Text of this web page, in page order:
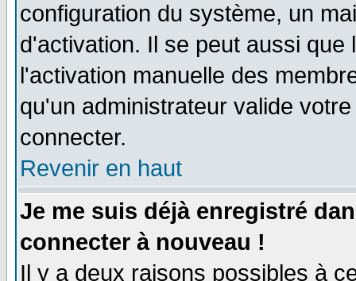
configuration du système, un
d'activation. Il se peut aussi
l'activation manuelle des
qu'un administrateur valide
connecter.
Revenir en haut
Je me suis déjà enregistré
connecter à nouveau !
Il y a deux raisons possibles à